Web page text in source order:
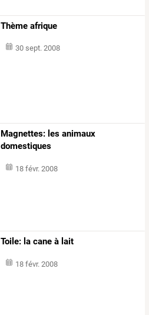
Thème afrique
30 sept. 2008
Magnettes: les animaux
domestiques
18 févr. 2008
Toile: la cane à lait
18 févr. 2008